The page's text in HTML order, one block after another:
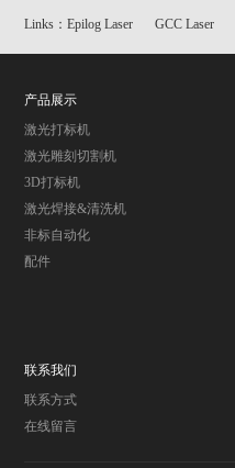
Links：Epilog Laser GCC Laser
产品展示
激光打标机
激光雕刻切割机
3D打标机
激光焊接&清洗机
非标自动化
配件
联系我们
联系方式
在线留言